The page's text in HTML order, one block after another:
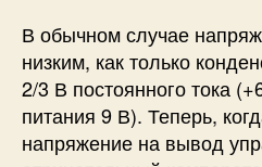
В обычном случае
низким, как только
2/3 В постоянного тока
питания 9 В). Теперь,
напряжение на вывод